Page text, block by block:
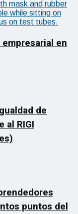
en
de
al RIGI
puntos del